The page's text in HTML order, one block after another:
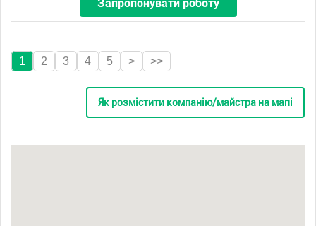
Запропонувати роботу
1 2 3 4 5 > >>
Як розмістити компанію/майстра на мапі